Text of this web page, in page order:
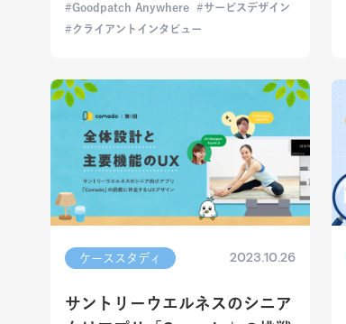
Goodpatch Anywhere
サービスデザイン
クライアントインタビュー
ケーススタディ 2023.10.26
サントリーウエルネスのシニア